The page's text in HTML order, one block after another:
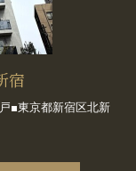
宿
■東京都新宿区北新